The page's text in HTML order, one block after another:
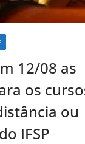
12/08 as
os
ou
IFSP